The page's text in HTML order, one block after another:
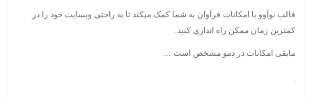
قالب نوآوو با امکانات فرآوان به شما کمک میکند تا به راحتی وبسایت خود را در
کمترین زمان ممکن راه اندازی کنید.
مابقی امکانات در دمو مشخص است …